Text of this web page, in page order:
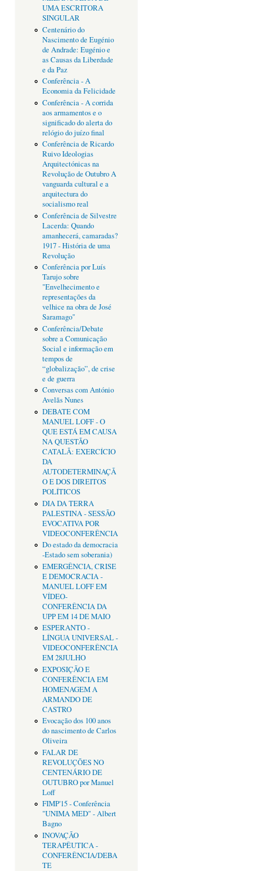
UMA ESCRITORA
SINGULAR
Centenário do
Nascimento de Eugénio
de Andrade: Eugénio e
as Causas da Liberdade
e da Paz
Conferência - A
Economia da Felicidade
Conferência - A corrida
aos armamentos e o
significado do alerta do
relógio do juízo final
Conferência de Ricardo
Ruivo Ideologias
Arquitectónicas na
Revolução de Outubro A
vanguarda cultural e a
arquitectura do
socialismo real
Conferência de Silvestre
Lacerda: Quando
amanhecerá, camaradas?
1917 - História de uma
Revolução
Conferência por Luís
Tarujo sobre
"Envelhecimento e
representações da
velhice na obra de José
Saramago"
Conferência/Debate
sobre a Comunicação
Social e informação em
tempos de
“globalização”, de crise
e de guerra
Conversas com António
Avelãs Nunes
DEBATE COM
MANUEL LOFF - O
QUE ESTÁ EM CAUSA
NA QUESTÃO
CATALÃ: EXERCÍCIO
DA
AUTODETERMINAÇÃ
O E DOS DIREITOS
POLÍTICOS
DIA DA TERRA
PALESTINA - SESSÃO
EVOCATIVA POR
VIDEOCONFERÊNCIA
Do estado da democracia
-Estado sem soberania)
EMERGÊNCIA, CRISE
E DEMOCRACIA -
MANUEL LOFF EM
VÍDEO-
CONFERÊNCIA DA
UPP EM 14 DE MAIO
ESPERANTO -
LÍNGUA UNIVERSAL -
VIDEOCONFERÊNCIA
EM 28JULHO
EXPOSIÇÃO E
CONFERÊNCIA EM
HOMENAGEM A
ARMANDO DE
CASTRO
Evocação dos 100 anos
do nascimento de Carlos
Oliveira
FALAR DE
REVOLUÇÕES NO
CENTENÁRIO DE
OUTUBRO por Manuel
Loff
FIMP'15 - Conferência
"UNIMA MED" - Albert
Bagno
INOVAÇÃO
TERAPÊUTICA -
CONFERÊNCIA/DEBA
TE